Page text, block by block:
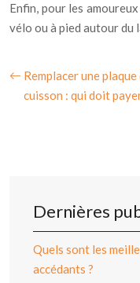
Enfin, pour les
vélo ou à pied autour du
Remplacer une plaque
cuisson : qui doit
Dernières
Quels sont les
accédants ?